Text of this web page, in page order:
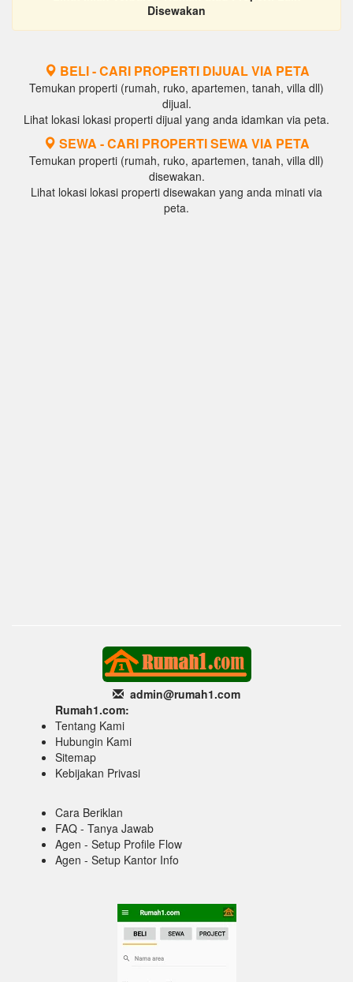
Disewakan
BELI - CARI PROPERTI DIJUAL VIA PETA
Temukan properti (rumah, ruko, apartemen, tanah, villa dll)
dijual.
Lihat lokasi lokasi properti dijual yang anda idamkan via peta.
SEWA - CARI PROPERTI SEWA VIA PETA
Temukan properti (rumah, ruko, apartemen, tanah, villa dll)
disewakan.
Lihat lokasi lokasi properti disewakan yang anda minati via
peta.
admin@rumah1.com
Rumah1.com:
Tentang Kami
Hubungin Kami
Sitemap
Kebijakan Privasi
Cara Beriklan
FAQ - Tanya Jawab
Agen - Setup Profile Flow
Agen - Setup Kantor Info